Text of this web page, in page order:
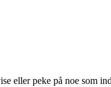
eller peke på noe som